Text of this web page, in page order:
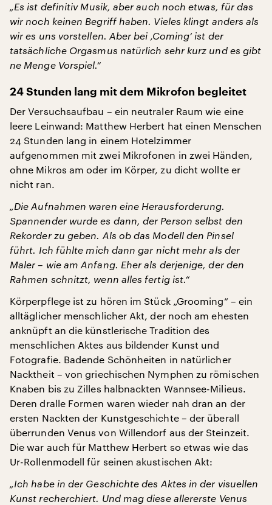
„Es ist definitiv Musik, aber auch noch etwas, für das
wir noch keinen Begriff haben. Vieles klingt anders als
wir es uns vorstellen. Aber bei ‚Coming‘ ist der
tatsächliche Orgasmus natürlich sehr kurz und es gibt
ne Menge Vorspiel.“
24 Stunden lang mit dem Mikrofon begleitet
Der Versuchsaufbau – ein neutraler Raum wie eine
leere Leinwand: Matthew Herbert hat einen Menschen
24 Stunden lang in einem Hotelzimmer
aufgenommen mit zwei Mikrofonen in zwei Händen,
ohne Mikros am oder im Körper, zu dicht wollte er
nicht ran.
„Die Aufnahmen waren eine Herausforderung.
Spannender wurde es dann, der Person selbst den
Rekorder zu geben. Als ob das Modell den Pinsel
führt. Ich fühlte mich dann gar nicht mehr als der
Maler – wie am Anfang. Eher als derjenige, der den
Rahmen schnitzt, wenn alles fertig ist.“
Körperpflege ist zu hören im Stück „Grooming“ – ein
alltäglicher menschlicher Akt, der noch am ehesten
anknüpft an die künstlerische Tradition des
menschlichen Aktes aus bildender Kunst und
Fotografie. Badende Schönheiten in natürlicher
Nacktheit – von griechischen Nymphen zu römischen
Knaben bis zu Zilles halbnackten Wannsee-Milieus.
Deren dralle Formen waren wieder nah dran an der
ersten Nackten der Kunstgeschichte – der überall
überrunden Venus von Willendorf aus der Steinzeit.
Die war auch für Matthew Herbert so etwas wie das
Ur-Rollenmodell für seinen akustischen Akt:
„Ich habe in der Geschichte des Aktes in der visuellen
Kunst recherchiert. Und mag diese allererste Venus